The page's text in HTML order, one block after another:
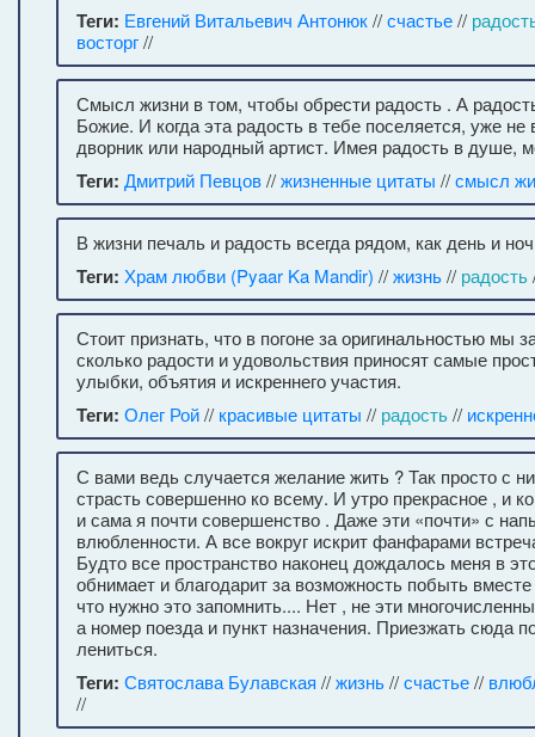
Теги: Евгений Витальевич Антонюк//счастье//
восторг//
Смысл жизни в том, чтобы обрести радость . А
Божие. И когда эта радость в тебе поселяется, уже не
дворник или народный артист. Имея радость в душе,
Теги: Дмитрий Певцов//жизненные цитаты //смысл
В жизни печаль и радость всегда рядом, как день и
Теги: Храм любви (Pyaar Ka Mandir) //жизнь// радость
Стоит признать, что в погоне за оригинальностью мы
сколько радости и удовольствия приносят самые
улыбки, объятия и искреннего участия.
Теги: Олег Рой// красивые цитаты // радость//
С вами ведь случается желание жить ? Так просто с
страсть совершенно ко всему. И утро прекрасное , и
и сама я почти совершенство . Даже эти «почти» с
влюбленности. А все вокруг искрит фанфарами
Будто все пространство наконец дождалось меня в
обнимает и благодарит за возможность побыть
что нужно это запомнить.... Нет , не эти
а номер поезда и пункт назначения. Приезжать сюда
лениться.
Теги: Святослава Булавская //жизнь//счастье//
//